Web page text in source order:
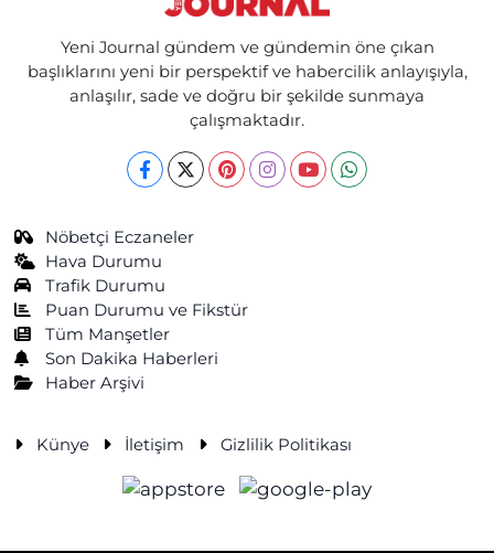
Yeni Journal gündem ve gündemin öne çıkan
başlıklarını yeni bir perspektif ve habercilik anlayışıyla,
anlaşılır, sade ve doğru bir şekilde sunmaya
çalışmaktadır.
Nöbetçi Eczaneler
Hava Durumu
Trafik Durumu
Puan Durumu ve Fikstür
Tüm Manşetler
Son Dakika Haberleri
Haber Arşivi
Künye İletişim Gizlilik Politikası